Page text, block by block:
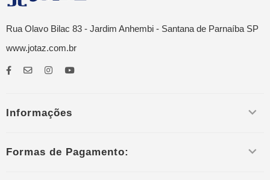
Rua Olavo Bilac 83 - Jardim Anhembi - Santana de Parnaíba SP
www.jotaz.com.br
Informações
Formas de Pagamento: